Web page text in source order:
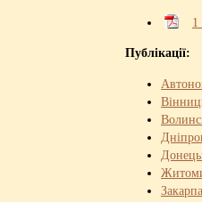
1
Публікації: